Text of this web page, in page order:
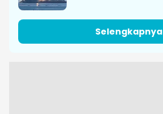
Selengkapnya